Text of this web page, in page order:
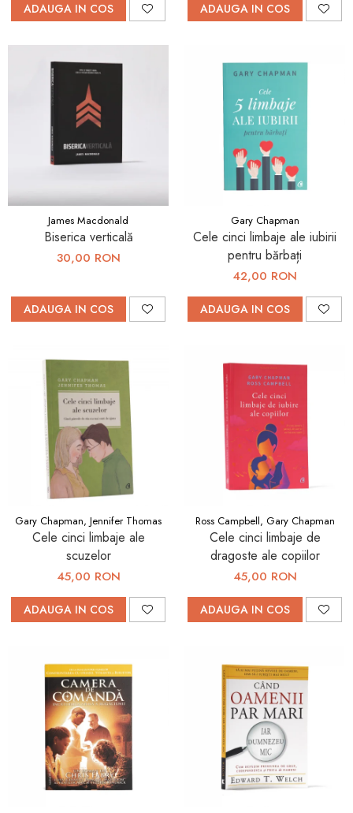
ADAUGA IN COS ADAUGA IN COS
James Macdonald
Biserica verticală
30,00 RON
ADAUGA IN COS
Gary Chapman
Cele cinci limbaje ale iubirii
pentru bărbați
42,00 RON
ADAUGA IN COS
Gary Chapman, Jennifer Thomas
Cele cinci limbaje ale
scuzelor
45,00 RON
ADAUGA IN COS
Ross Campbell, Gary Chapman
Cele cinci limbaje de
dragoste ale copiilor
45,00 RON
ADAUGA IN COS